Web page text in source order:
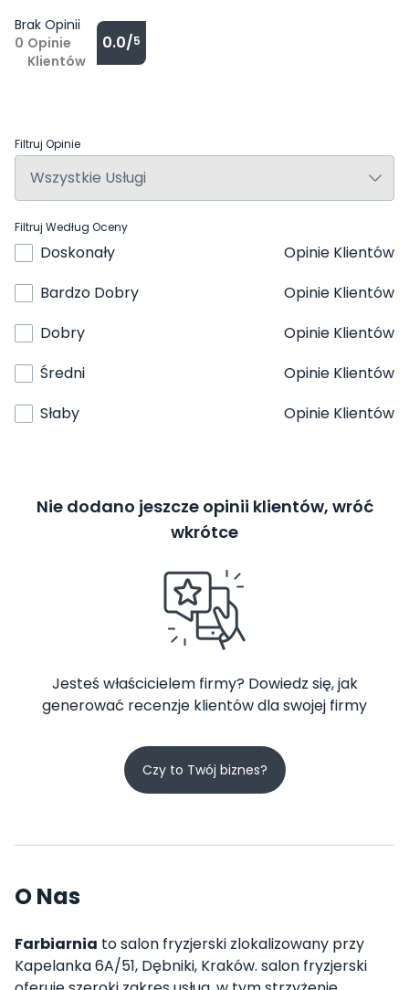
Brak Opinii
0 Opinie
Klientów
0.0/5
Filtruj Opinie
Filtruj Według Oceny
Doskonały
Opinie Klientów
Bardzo Dobry
Opinie Klientów
Dobry
Opinie Klientów
Średni
Opinie Klientów
Słaby
Opinie Klientów
Nie dodano jeszcze opinii klientów, wróć
wkrótce
Jesteś właścicielem firmy? Dowiedz się, jak
generować recenzje klientów dla swojej firmy
Czy to Twój biznes?
O Nas
Farbiarnia to salon fryzjerski zlokalizowany przy
Kapelanka 6A/51, Dębniki, Kraków. salon fryzjerski